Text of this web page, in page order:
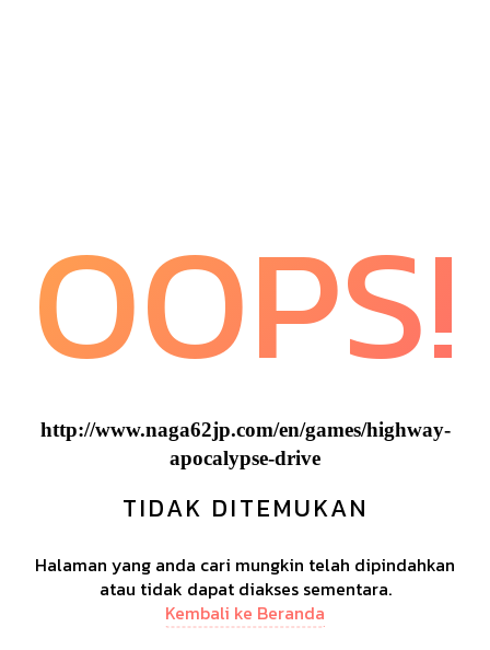
OOPS!
http://www.naga62jp.com/en/games/highway-
apocalypse-drive
TIDAK DITEMUKAN
Halaman yang anda cari mungkin telah dipindahkan
atau tidak dapat diakses sementara.
Kembali ke Beranda